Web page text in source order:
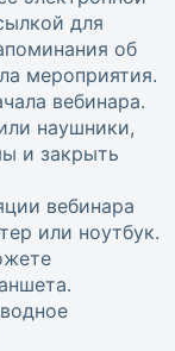
для
об
мероприятия.
вебинара.
наушники,
и закрыть
вебинара
или ноутбук.